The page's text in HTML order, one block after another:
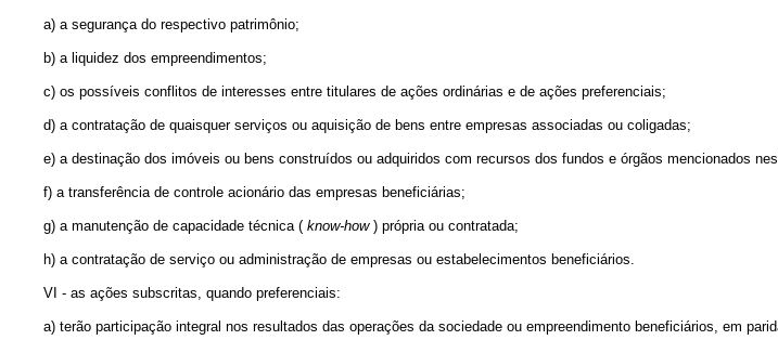
a) a segurança do respectivo patrimônio;
b) a liquidez dos empreendimentos;
c) os possíveis conflitos de interesses entre titulares de ações ordinárias e de ações preferenciais;
d) a contratação de quaisquer serviços ou aquisição de bens entre empresas associadas ou coligadas;
e) a destinação dos imóveis ou bens construídos ou adquiridos com recursos dos fundos e órgãos mencionados
f) a transferência de controle acionário das empresas beneficiárias;
g) a manutenção de capacidade técnica ( know-how) própria ou contratada;
h) a contratação de serviço ou administração de empresas ou estabelecimentos beneficiários.
VI - as ações subscritas, quando preferenciais:
a) terão participação integral nos resultados das operações da sociedade ou empreendimento beneficiários, em